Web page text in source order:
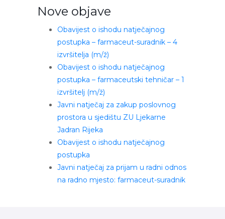
Nove objave
Obavijest o ishodu natječajnog
postupka – farmaceut-suradnik – 4
izvršitelja (m/ž)
Obavijest o ishodu natječajnog
postupka – farmaceutski tehničar – 1
izvršitelj (m/ž)
Javni natječaj za zakup poslovnog
prostora u sjedištu ZU Ljekarne
Jadran Rijeka
Obavijest o ishodu natječajnog
postupka
Javni natječaj za prijam u radni odnos
na radno mjesto: farmaceut-suradnik